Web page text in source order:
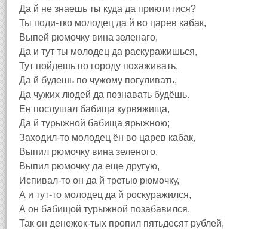
Да й не знаешь ты куда да приютитися?
Ты поди-тко молодец да й во царев кабак,
Выпей рюмочку вина зеленаго,
Да и тут ты молодец да раскуражишься,
Тут пойдешь по городу похаживать,
Да й будешь по чужому погуливать,
Да чужих людей да познавать будёшь.
Ен послушал бабища курвяжища,
Да й турыжной бабища ярыжною;
Заходил-то молодец ён во царев кабак,
Выпил рюмочку вина зеленого,
Выпил рюмочку да еще другую,
Испивал-то он да й третью рюмочку,
А и тут-то молодец да й роскуражился,
А он бабищой турыжной позабавился.
Так он денежок-тых пропил пятьдесят рублей,